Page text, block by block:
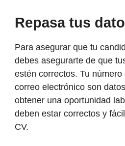
Repasa tus
Para asegurar que tu
debes asegurarte de que
estén correctos. Tu número
correo electrónico son
obtener una oportunidad
deben estar correctos y
CV.